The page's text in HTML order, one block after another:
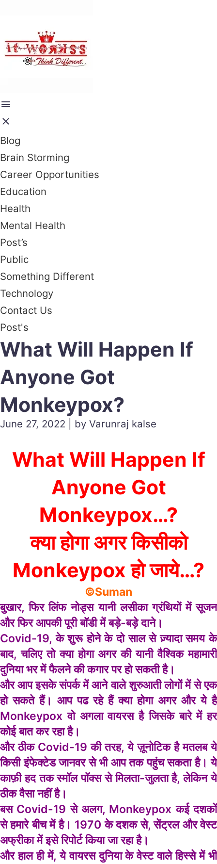
Blog
Brain Storming
Career Opportunities
Education
Health
Mental Health
Post’s
Public
Something Different
Technology
Contact Us
Post's
What Will Happen If
Anyone Got
Monkeypox?
June 27, 2022 | by Varunraj kalse
What Will Happen If
Anyone Got
Monkeypox…?
क्या होगा अगर किसीको
Monkeypox हो जाये…?
©Suman
बुखार, फिर लिंफ नोड्स यानी लसीका ग्रंथियों में सूजन
और फिर आपकी पूरी बॉडी में बड़े-बड़े दाने।
Covid-19, के शुरू होने के दो साल से ज़्यादा समय के
बाद, चलिए तो क्या होगा अगर की यानी वैश्विक महामारी
दुनिया भर में फैलने की कगार पर हो सकती है।
और आप इसके संपर्क में आने वाले शुरुआती लोगों में से एक
हो सकते हैं। आप पढ रहे हैं क्या होगा अगर और ये है
Monkeypox वो अगला वायरस है जिसके बारे में हर
कोई बात कर रहा है।
और ठीक Covid-19 की तरह, ये ज़ूनोटिक है मतलब ये
किसी इंफेक्टेड जानवर से भी आप तक पहुंच सकता है। ये
काफ़ी हद तक स्मॉल पॉक्स से मिलता-जुलता है, लेकिन ये
ठीक वैसा नहीं है।
बस Covid-19 से अलग, Monkeypox कई दशकों
से हमारे बीच में है। 1970 के दशक से, सेंट्रल और वेस्ट
अफ्रीका में इसे रिपोर्ट किया जा रहा है।
और हाल ही में, ये वायरस दुनिया के वेस्ट वाले हिस्से में भी